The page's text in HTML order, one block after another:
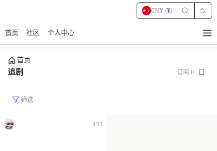
首页 社区 个人中心
CNY (¥)
首页
追剧 订阅 0
筛选
4/11